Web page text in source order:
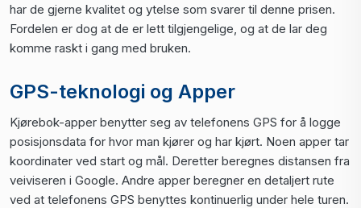
har de gjerne kvalitet og ytelse som svarer til denne prisen.
Fordelen er dog at de er lett tilgjengelige, og at de lar deg
komme raskt i gang med bruken.
GPS-teknologi og Apper
Kjørebok-apper benytter seg av telefonens GPS for å logge
posisjonsdata for hvor man kjører og har kjørt. Noen apper tar
koordinater ved start og mål. Deretter beregnes distansen fra
veiviseren i Google. Andre apper beregner en detaljert rute
ved at telefonens GPS benyttes kontinuerlig under hele turen.